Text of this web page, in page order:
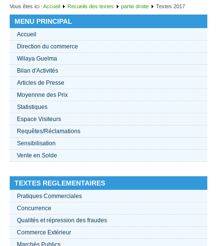
LIENS WEB
CONTACT
TEXTES 2021
ACTUALITÉS 2021
????
Vous êtes ici : Accueil Recueils des textes partie droite Textes 2017
MENU PRINCIPAL
Accueil
Direction du commerce
Wilaya Guelma
Bilan d'Activités
Articles de Presse
Moyennne des Prix
Statistiques
Espace Visiteurs
Requêtes/Réclamations
Sensibilisation
Vente en Solde
TEXTES REGLEMENTAIRES
Pratiques Commerciales
Concurrence
Qualités et répression des fraudes
Commerce Extérieur
Marchés Publics